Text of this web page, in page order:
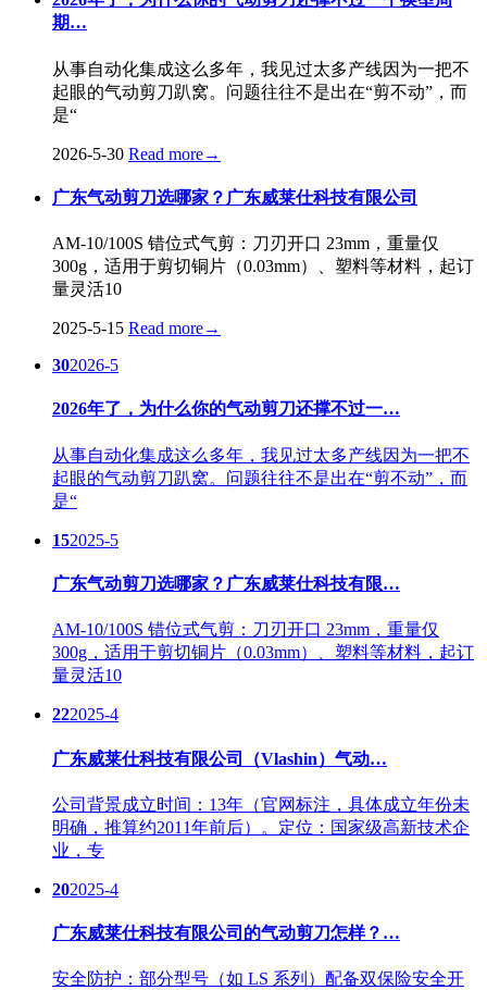
期…
从事自动化集成这么多年，我见过太多产线因为一把不
起眼的气动剪刀趴窝。问题往往不是出在“剪不动”，而
是“
2026-5-30 Read more→
广东气动剪刀选哪家？广东威莱仕科技有限公司
AM-10/100S 错位式气剪：刀刃开口 23mm，重量仅
300g，适用于剪切铜片（0.03mm）、塑料等材料，起订
量灵活10
2025-5-15 Read more→
302026-5
2026年了，为什么你的气动剪刀还撑不过一…
从事自动化集成这么多年，我见过太多产线因为一把不
起眼的气动剪刀趴窝。问题往往不是出在“剪不动”，而
是“
152025-5
广东气动剪刀选哪家？广东威莱仕科技有限…
AM-10/100S 错位式气剪：刀刃开口 23mm，重量仅
300g，适用于剪切铜片（0.03mm）、塑料等材料，起订
量灵活10
222025-4
广东威莱仕科技有限公司（Vlashin）气动…
公司背景成立时间：13年（官网标注，具体成立年份未
明确，推算约2011年前后）。定位：国家级高新技术企
业，专
202025-4
广东威莱仕科技有限公司的气动剪刀怎样？…
安全防护：部分型号（如 LS 系列）配备双保险安全开